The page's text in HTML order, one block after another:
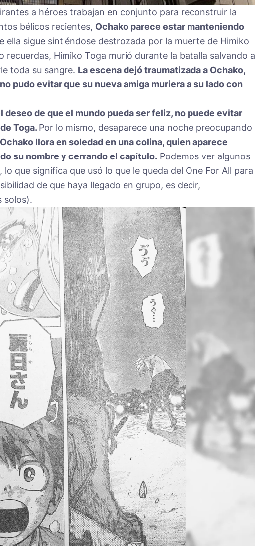
a héroes trabajan en conjunto para reconstruir la
bélicos recientes, Ochako parece estar manteniendo
ella sigue sintiéndose destrozada por la muerte de Himiko
recuerdas, Himiko Toga murió durante la batalla salvando a
toda su sangre. La escena dejó traumatizada a Ochako,
pudo evitar que su nueva amiga muriera a su lado con
deseo de que el mundo pueda ser feliz, no puede evitar
Toga.Por lo mismo, desaparece una noche preocupando
llora en soledad en una colina, quien aparece
su nombre y cerrando el capítulo. Podemos ver algunos
lo que significa que usó lo que le queda del One For All para
de que haya llegado en grupo, es decir,
solos).